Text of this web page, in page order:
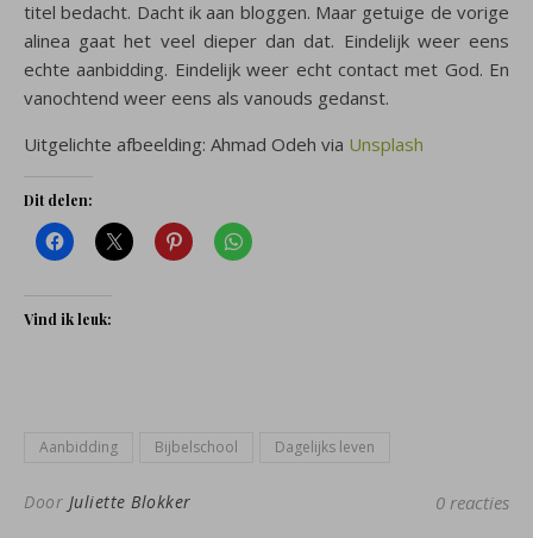
titel bedacht. Dacht ik aan bloggen. Maar getuige de vorige
alinea gaat het veel dieper dan dat. Eindelijk weer eens
echte aanbidding. Eindelijk weer echt contact met God. En
vanochtend weer eens als vanouds gedanst.
Uitgelichte afbeelding: Ahmad Odeh via Unsplash
Dit delen:
Vind ik leuk:
Aanbidding Bijbelschool Dagelijks leven
Door Juliette Blokker 0 reacties